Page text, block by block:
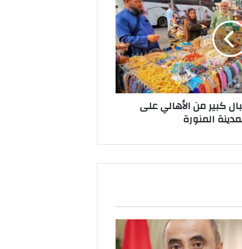
2026.. إقبال كبير من الأهالي على
المنورة